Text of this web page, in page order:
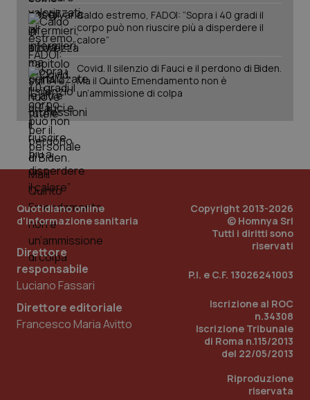
Caldo estremo, FADOI: “Sopra i 40 gradi il
corpo può non riuscire più a disperdere il
calore”
Covid. Il silenzio di Fauci e il perdono di Biden.
Ma il Quinto Emendamento non è
un’ammissione di colpa
Quotidiano online
d'informazione sanitaria
Direttore
responsabile
Luciano Fassari
Direttore editoriale
Francesco Maria Avitto
Copyright 2013-2026
© Homnya Srl
Tutti i diritti sono
riservati
P.I. e C.F. 13026241003
Iscrizione al ROC
n.34308
Iscrizione Tribunale
di Roma n.115/2013
del 22/05/2013
Riproduzione
riservata
PHPSESSID
www.quotidianosanita.it
_ga_KM60CM4NPH
Scadenza